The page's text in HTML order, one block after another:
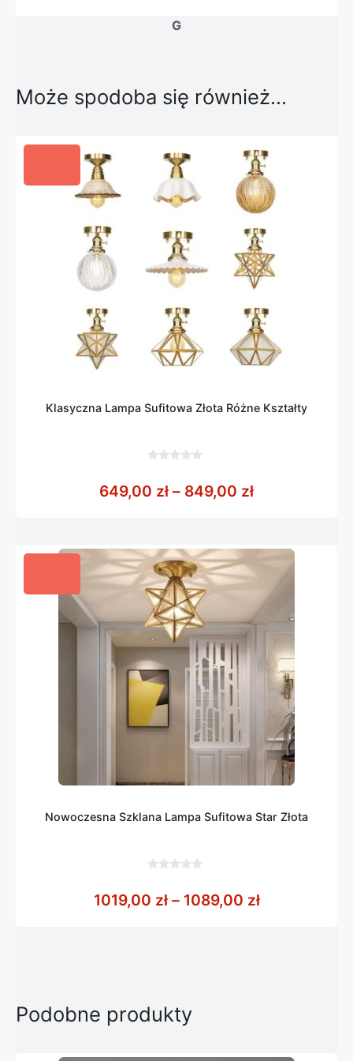
G
Może spodoba się również…
Klasyczna Lampa Sufitowa Złota Różne Kształty
5
649,00 zł – 849,00 złZakres cen:
Nowoczesna Szklana Lampa Sufitowa Star Złota
5
1019,00 zł – 1089,00 złZakres cen:
Podobne produkty